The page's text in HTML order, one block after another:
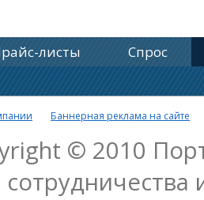
листы
Спрос
Баннерная реклама на сайте
© 2010